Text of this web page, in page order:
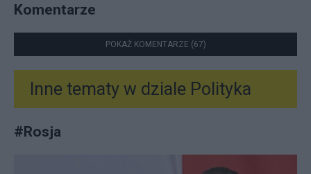
Komentarze
POKAŻ KOMENTARZE (67)
Inne tematy w dziale Polityka
#Rosja